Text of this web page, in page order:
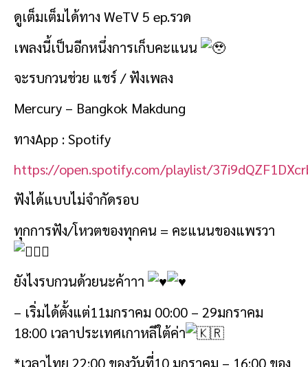
ดูเต็มเต็มได้ทาง WeTV 5 ep.รวด
เพลงนี้เป็นอีกหนึ่งการเก็บคะแนน
จะรบกวนช่วย แชร์ / ฟังเพลง
Mercury – Bangkok Makdung
ทางApp : Spotify
https://open.spotify.com/playlist/
ฟังได้แบบไม่จำกัดรอบ
ทุกการฟัง/โหวตของทุกคน = คะแนนของแพรวา
ยังไงรบกวนด้วยนะค้าาา
– เริ่มได้ตั้งแต่11มกราคม 00:00 – 29มกราคม
18:00 เวลาประเทศเกาหลีใต้ค่า
*เวลาไทย 22:00 ของวันที่10 มกราคม – 16:00 ของ